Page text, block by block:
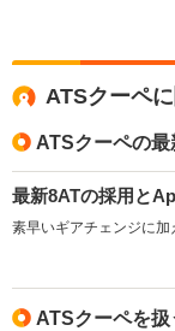
WLTCモード
燃費
排気量
駆動方式 FR
ATSクーペ
ATSクーペの
最新8ATの採用と
ATSクーペを